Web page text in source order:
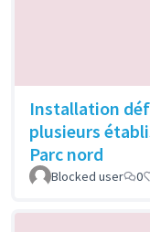
Installation
plusieurs
Parc nord
Blocked user 0